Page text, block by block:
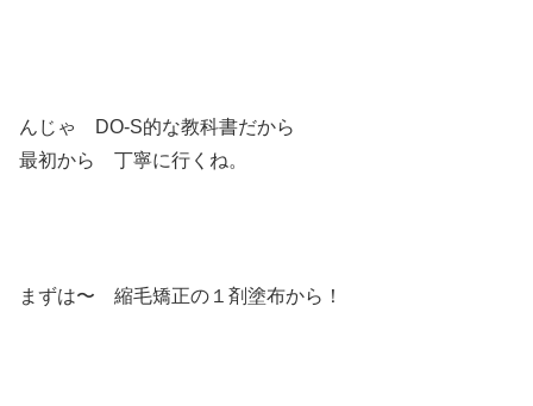
んじゃ DO-S的な教科書だから
最初から 丁寧に行くね。
まずは〜 縮毛矯正の１剤塗布から！